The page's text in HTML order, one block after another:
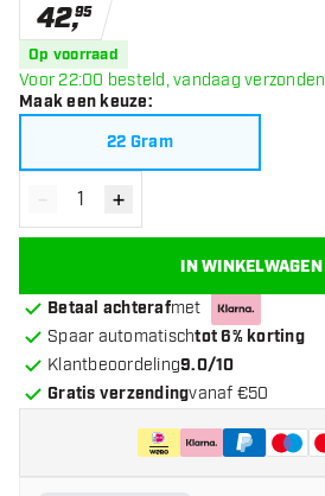
42,95
Op voorraad
Voor 22:00 besteld, vandaag verzonden
Maak een keuze:
22 Gram
Verminder hoeveelheid
- Verhoog hoeveelheid
+
IN WINKELWAGEN
Betaal achterafmet
Spaar automatischtot 6% korting
Klantbeoordeling9.0/10
Gratis verzendingvanaf €50